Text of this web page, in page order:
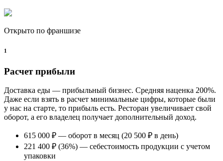
Открыто по франшизе
1
Расчет прибыли
Доставка еды — прибыльный бизнес. Средняя наценка 200%.
Даже если взять в расчет минимальные цифры, которые были
у нас на старте, то прибыль есть. Ресторан увеличивает свой
оборот, а его владелец получает дополнительный доход.
615 000 ₽ — оборот в месяц (20 500 ₽ в день)
221 400 ₽ (36%) — себестоимость продукции с учетом
упаковки